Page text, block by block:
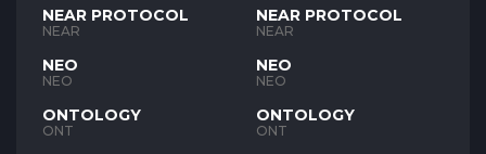
NEAR PROTOCOL
NEAR
NEO
NEO
ONTOLOGY
ONT
NEAR PROTOCOL
NEAR
NEO
NEO
ONTOLOGY
ONT